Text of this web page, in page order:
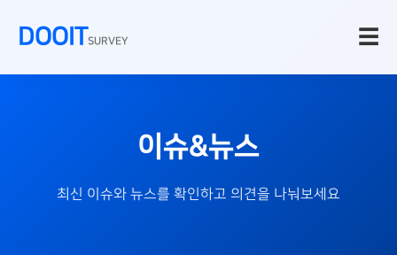
DOOITSURVEY ☰
이슈&뉴스
최신 이슈와 뉴스를 확인하고 의견을 나눠보세요